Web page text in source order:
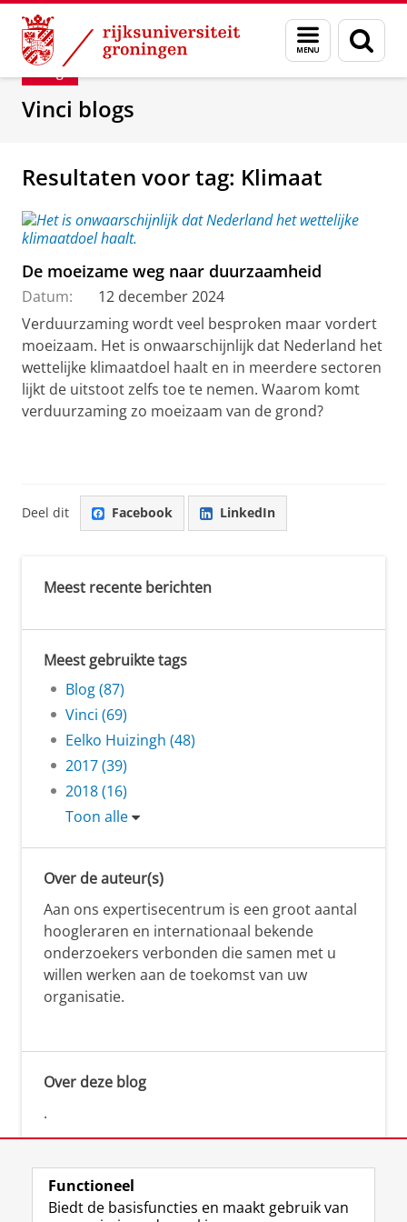
Skip
Content
Skip
Navigation
Menu
en
zoeken
Department of Innovation Management &
Blog
Vinci blogs
Resultaten voor tag: Klimaat
De moeizame weg naar duurzaamheid
Datum:
12 december 2024
Verduurzaming wordt veel besproken maar vordert
moeizaam. Het is onwaarschijnlijk dat Nederland het
wettelijke klimaatdoel haalt en in meerdere sectoren
lijkt de uitstoot zelfs toe te nemen. Waarom komt
verduurzaming zo moeizaam van de grond?
Deel dit Facebook LinkedIn
Meest recente berichten
Meest gebruikte tags
Blog (87)
Vinci (69)
Eelko Huizingh (48)
2017 (39)
2018 (16)
Toon alle
Over de auteur(s)
Aan ons expertisecentrum is een groot aantal
hoogleraren en internationaal bekende
onderzoekers verbonden die samen met u
willen werken aan de toekomst van uw
organisatie.
Over deze blog
.
Functioneel
Biedt de basisfuncties en maakt gebruik van